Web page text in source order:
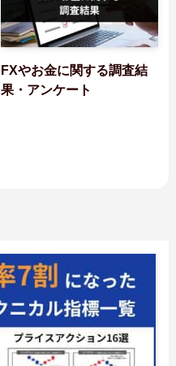
FXやお金に関する調査結
果・アンケート